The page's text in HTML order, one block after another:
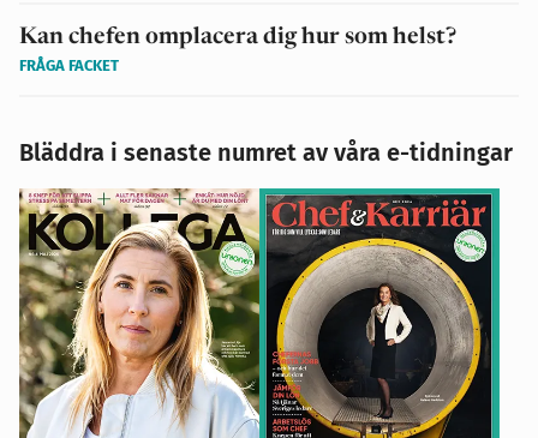
Kan chefen omplacera dig hur som helst?
FRÅGA FACKET
Bläddra i senaste numret av våra e-tidningar